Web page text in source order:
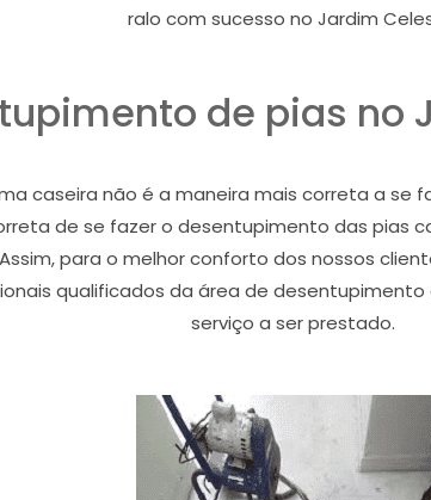
ralo com sucesso no Jardim
de pias no
caseira não é a maneira mais correta a se
de se fazer o desentupimento das pias
para o melhor conforto dos nossos
qualificados da área de
serviço a ser prestado.